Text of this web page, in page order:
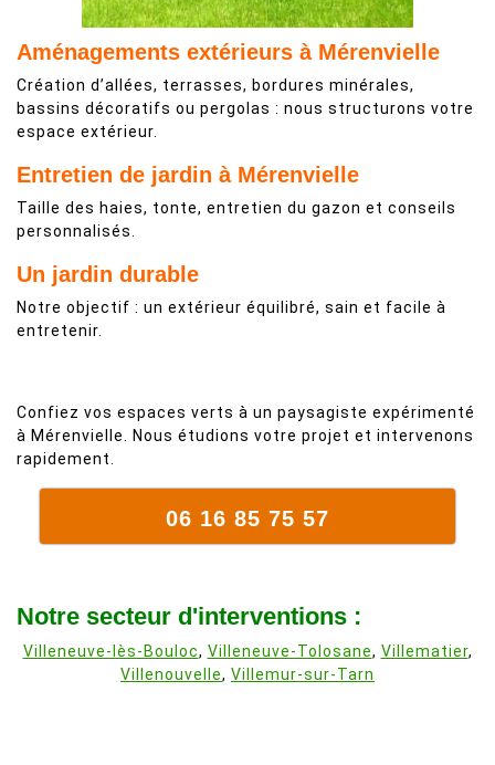
Aménagements extérieurs à Mérenvielle
Création d’allées, terrasses, bordures minérales,
bassins décoratifs ou pergolas : nous structurons votre
espace extérieur.
Entretien de jardin à Mérenvielle
Taille des haies, tonte, entretien du gazon et conseils
personnalisés.
Un jardin durable
Notre objectif : un extérieur équilibré, sain et facile à
entretenir.
Confiez vos espaces verts à un paysagiste expérimenté
à Mérenvielle. Nous étudions votre projet et intervenons
rapidement.
06 16 85 75 57
Notre secteur d'interventions :
Villeneuve-lès-Bouloc, Villeneuve-Tolosane, Villematier,
Villenouvelle, Villemur-sur-Tarn